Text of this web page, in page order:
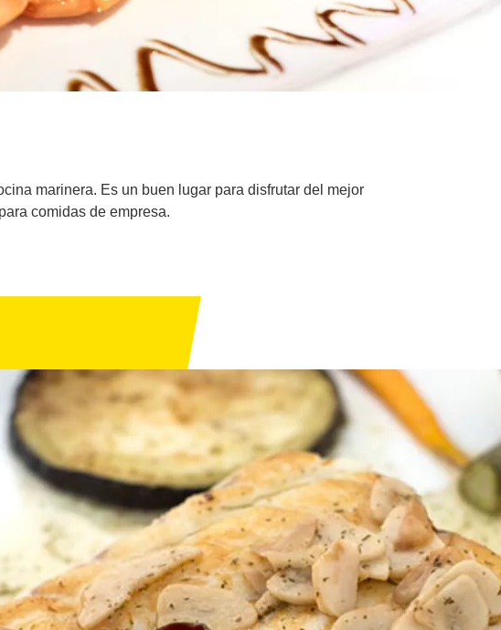
marinera. Es un buen lugar para disfrutar del mejor
comidas de empresa.